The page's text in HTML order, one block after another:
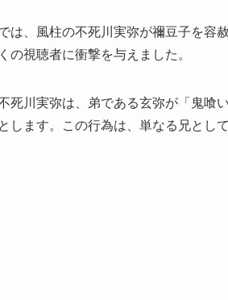
は、風柱の不死川実弥が禰豆子を容
の視聴者に衝撃を与えました。
死川実弥は、弟である玄弥が「鬼喰
します。この行為は、単なる兄とし